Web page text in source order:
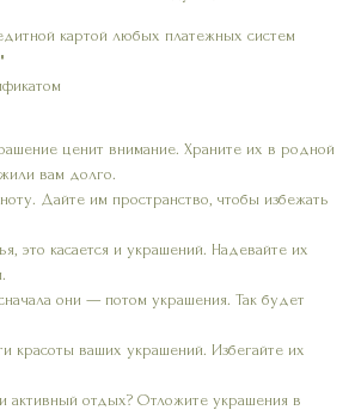
картой любых платежных систем
ценит внимание. Храните их в родной
вам долго.
Дайте им пространство, чтобы избежать
это касается и украшений. Надевайте их
они — потом украшения. Так будет
красоты ваших украшений. Избегайте их
активный отдых? Отложите украшения в